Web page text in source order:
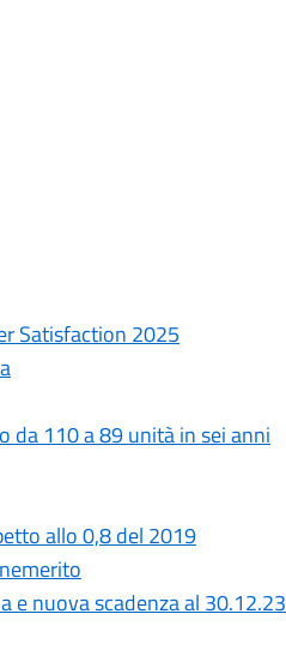
Satisfaction 2025
da 110 a 89 unità in sei anni
allo 0,8 del 2019
e nuova scadenza al 30.12.23